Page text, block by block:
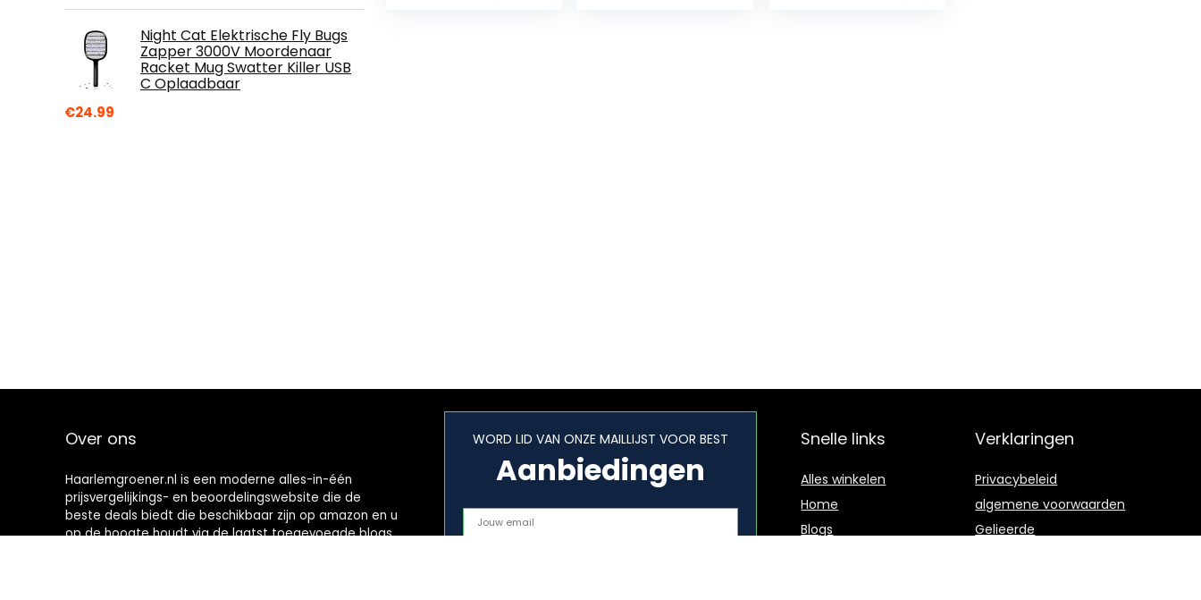
Night Cat Elektrische Fly Bugs
Zapper 3000V Moordenaar
Racket Mug Swatter Killer USB
C Oplaadbaar
€24.99
Over ons
Haarlemgroener.nl is een moderne alles-in-één
prijsvergelijkings- en beoordelingswebsite die de
beste deals biedt die beschikbaar zijn op amazon en u
op de hoogte houdt via de laatst toegevoegde blogs.
WORD LID VAN ONZE MAILLIJST VOOR BEST
Aanbiedingen
Snelle links
Alles winkelen
Home
Blogs
Verklaringen
Privacybeleid
algemene voorwaarden
Gelieerde